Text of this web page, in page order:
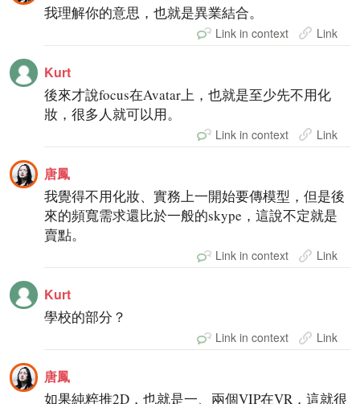
我理解你的意思，也就是異業結合。
Link in context Link
Kurt
後來才說focus在Avatar上，也就是至少先不用化
妝，很多人就可以用。
Link in context Link
唐鳳
我覺得不用化妝、實務上一開始要傳模型，但是後
來的頻寬需求還比於一般的skype，這說不定就是
賣點。
Link in context Link
Kurt
學校的部分？
Link in context Link
唐鳳
如果純粹推2D，也就是一、兩個VIP在VR，這就很